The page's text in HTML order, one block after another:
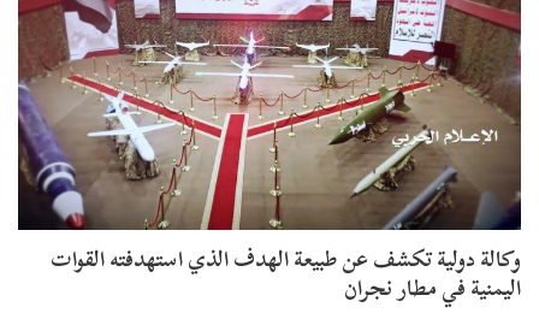
وكالة دولية تكشف عن طبيعة الهدف الذي استهدفته القوات
اليمنية في مطار نجران